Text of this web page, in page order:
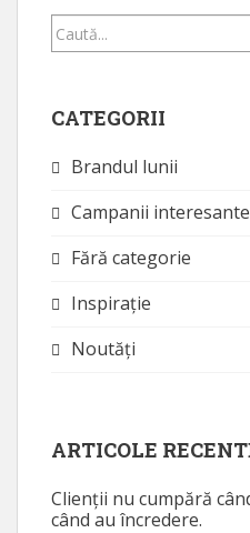
Caută...
CATEGORII
Brandul lunii
Campanii interesante
Fără categorie
Inspirație
Noutăţi
ARTICOLE
Clienții nu cumpără
când au încredere.